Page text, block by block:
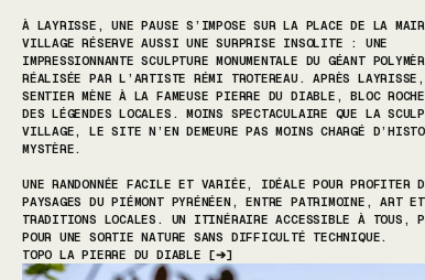
À LAYRISSE, UNE PAUSE S’IMPOSE SUR LA PLACE DE LA
VILLAGE RÉSERVE AUSSI UNE SURPRISE INSOLITE : UNE
IMPRESSIONNANTE SCULPTURE MONUMENTALE DU GÉANT
RÉALISÉE PAR L’ARTISTE RÉMI TROTEREAU.
APRÈS
SENTIER MÈNE À LA FAMEUSE PIERRE DU DIABLE, BLOC
DES LÉGENDES LOCALES. MOINS SPECTACULAIRE QUE LA
VILLAGE, LE SITE N’EN DEMEURE PAS MOINS CHARGÉ
MYSTÈRE.
UNE RANDONNÉE FACILE ET VARIÉE, IDÉALE POUR PROFITER
PAYSAGES DU PIÉMONT PYRÉNÉEN, ENTRE PATRIMOINE, ART ET
TRADITIONS LOCALES. UN ITINÉRAIRE ACCESSIBLE À TOUS,
POUR UNE SORTIE NATURE SANS DIFFICULTÉ TECHNIQUE.
TOPO LA PIERRE DU DIABLE [➔]